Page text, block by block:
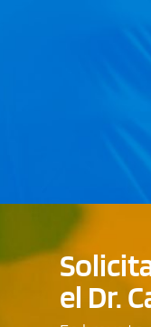
el Dr.